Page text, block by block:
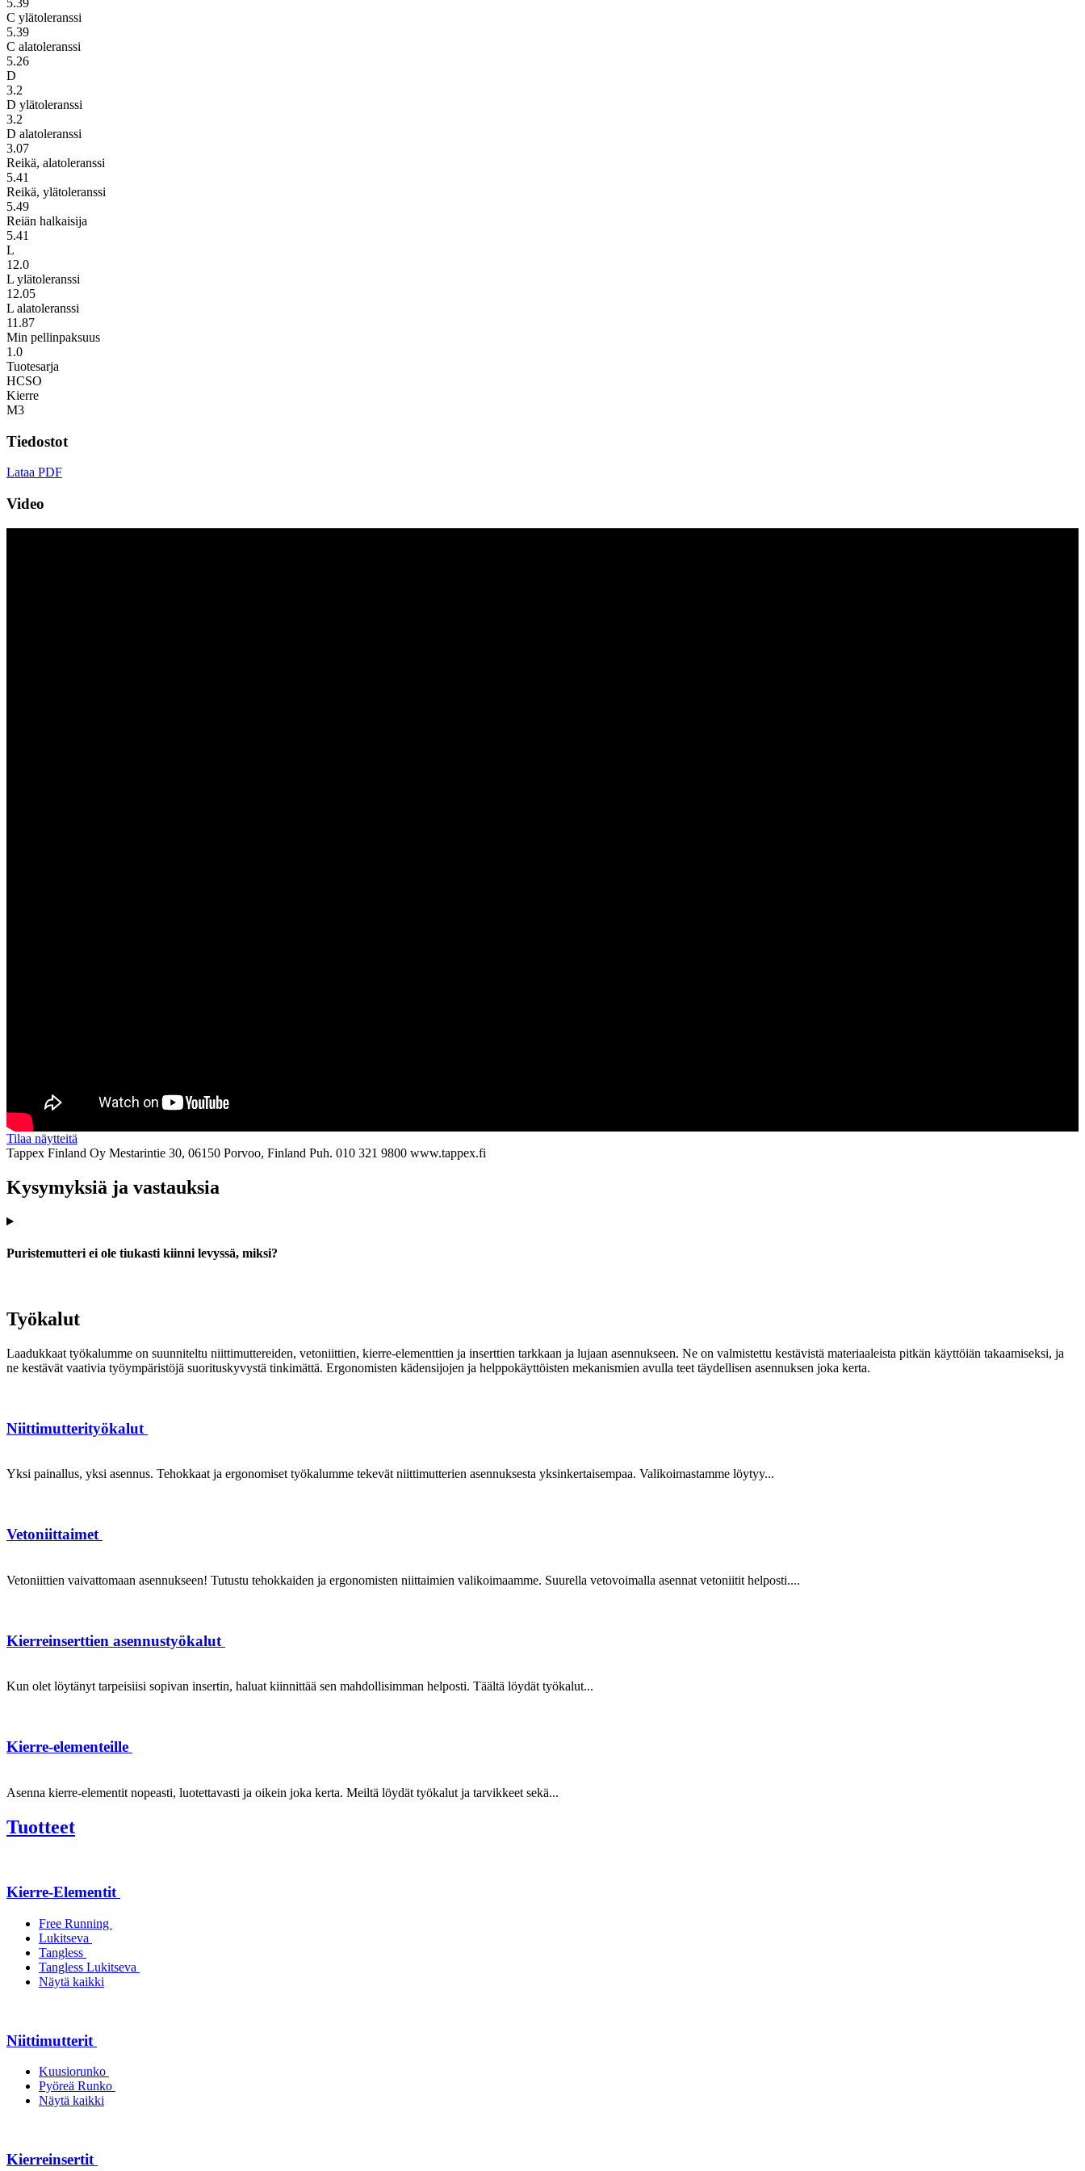
C ylätoleranssi
5.39
C alatoleranssi
5.26
D
3.2
D ylätoleranssi
3.2
D alatoleranssi
3.07
Reikä, alatoleranssi
5.41
Reikä, ylätoleranssi
5.49
Reiän halkaisija
5.41
L
12.0
L ylätoleranssi
12.05
L alatoleranssi
11.87
Min pellinpaksuus
1.0
Tuotesarja
HCSO
Kierre
M3
Tiedostot
Lataa PDF
Video
Tilaa näytteitä
Tappex Finland Oy Mestarintie 30, 06150 Porvoo, Finland Puh. 010 321 9800 www.tappex.fi
Kysymyksiä ja vastauksia
Puristemutteri ei ole tiukasti kiinni levyssä, miksi?
Työkalut
Laadukkaat työkalumme on suunniteltu niittimuttereiden, vetoniittien, kierre-elementtien ja inserttien tarkkaan ja lujaan asennukseen. Ne on valmistettu kestävistä materiaaleista pitkän käyttöiän takaamiseksi, ja
ne kestävät vaativia työympäristöjä suorituskyvystä tinkimättä. Ergonomisten kädensijojen ja helppokäyttöisten mekanismien avulla teet täydellisen asennuksen joka kerta.
Niittimutterityökalut
Yksi painallus, yksi asennus. Tehokkaat ja ergonomiset työkalumme tekevät niittimutterien asennuksesta yksinkertaisempaa. Valikoimastamme löytyy...
Vetoniittaimet
Vetoniittien vaivattomaan asennukseen! Tutustu tehokkaiden ja ergonomisten niittaimien valikoimaamme. Suurella vetovoimalla asennat vetoniitit helposti....
Kierreinserttien asennustyökalut
Kun olet löytänyt tarpeisiisi sopivan insertin, haluat kiinnittää sen mahdollisimman helposti. Täältä löydät työkalut...
Kierre-elementeille
Asenna kierre-elementit nopeasti, luotettavasti ja oikein joka kerta. Meiltä löydät työkalut ja tarvikkeet sekä...
Tuotteet
Kierre-Elementit
Free Running
Lukitseva
Tangless
Tangless Lukitseva
Näytä kaikki
Niittimutterit
Kuusiorunko
Pyöreä Runko
Näytä kaikki
Kierreinsertit